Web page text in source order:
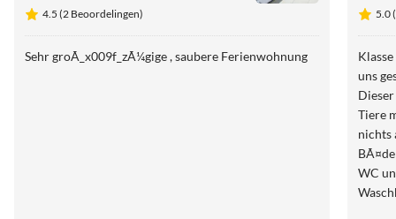
4.5 (2 Beoordelingen)
Sehr groÃ_x009f_zÃ¼gige , saubere Ferienwohnung
5.0
uns
Dieser ist
Tiere
nichts
WC